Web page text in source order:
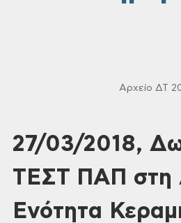
Αρχείο ΔΤ
27/03/2018,
ΤΕΣΤ ΠΑΠ στη
Ενότητα